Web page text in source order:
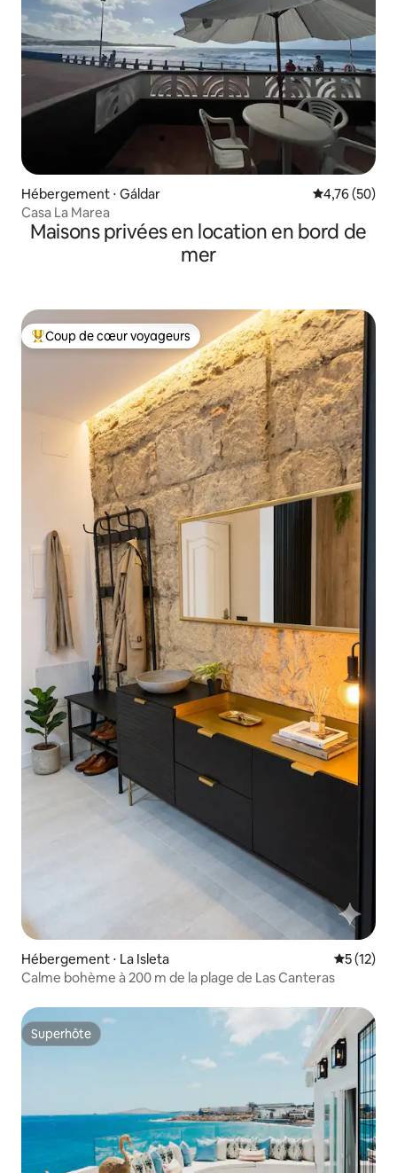
Hébergement ⋅ Gáldar Évaluation
4,76 (50)
Casa La Marea
Maisons privées en location en bord de
mer
Coups de cœur voyageurs les plus appréciés
Coup de cœur voyageurs
Hébergement ⋅ La Isleta
5 (12)
Calme bohème à 200 m de la plage de Las Canteras
Superhôte
Superhôte